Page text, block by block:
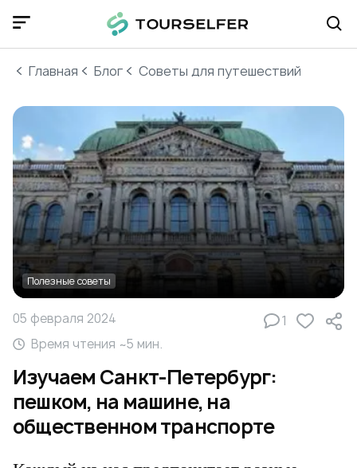
Главная Блог Cоветы для путешествий
Полезные советы
05 февраля 2024 1
Время чтения ~5 мин.
Изучаем Санкт-Петербург:
пешком, на машине, на
общественном транспорте